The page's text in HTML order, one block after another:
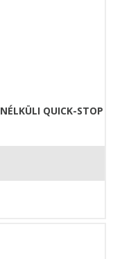
QUICK-STOP